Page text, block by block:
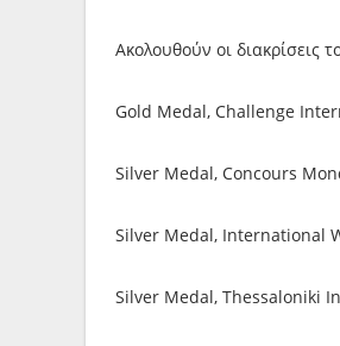
Ακολουθούν οι διακρίσεις
Gold Medal, Challenge
Silver Medal, Concours
Silver Medal, International
Silver Medal, Thessaloniki